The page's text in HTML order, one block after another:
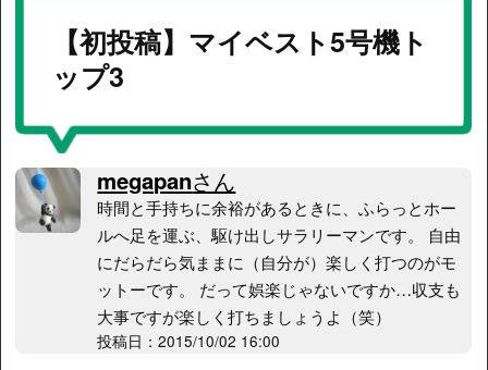
【初投稿】マイベスト5号機ト
ップ3
megapanさん
時間と手持ちに余裕があるときに、ふらっとホー
ルへ足を運ぶ、駆け出しサラリーマンです。 自由
にだらだら気ままに（自分が）楽しく打つのがモ
ットーです。 だって娯楽じゃないですか…収支も
大事ですが楽しく打ちましょうよ（笑）
投稿日：2015/10/02 16:00